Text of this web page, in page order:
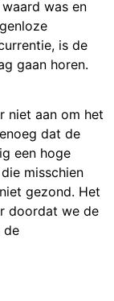
was en
is de
gaan horen.
niet aan om het
dat de
een hoge
misschien
gezond. Het
doordat we de
de